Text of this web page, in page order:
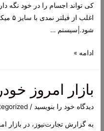
کی تواند اجسام را در خود نگه
شود.|سیستم …
سالن
و
گلخانه
ادامه »
بازار امروز خودرو
دیدگاه‌ خود را بنویسید /